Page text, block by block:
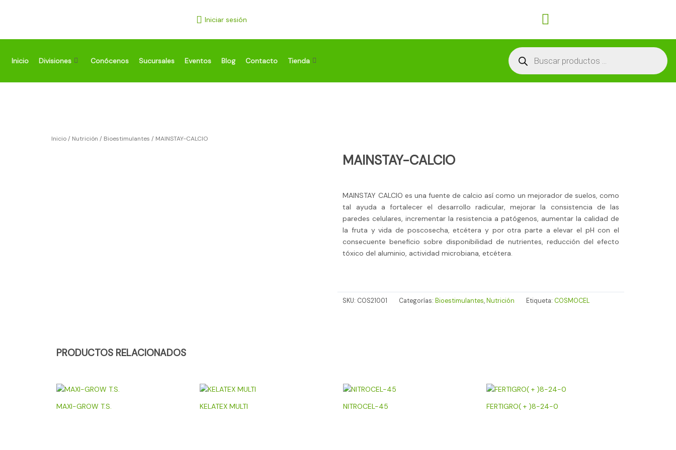
Iniciar sesión Carrito
Inicio Divisiones Conócenos Sucursales Eventos Blog Contacto Tienda
Búsqueda
de
productos
Inicio/ Nutrición / Bioestimulantes / MAINSTAY-CALCIO
MAINSTAY-CALCIO
MAINSTAY CALCIO es una fuente de calcio así como un mejorador de suelos, como
tal ayuda a fortalecer el desarrollo radicular, mejorar la consistencia de las
paredes celulares, incrementar la resistencia a patógenos, aumentar la calidad de
la fruta y vida de poscosecha, etcétera y por otra parte a elevar el pH con el
consecuente beneficio sobre disponibilidad de nutrientes, reducción del efecto
tóxico del aluminio, actividad microbiana, etcétera.
SKU: COS21001 Categorías: Bioestimulantes, Nutrición Etiqueta: COSMOCEL
PRODUCTOS RELACIONADOS
MAXI-GROW T.S. KELATEX MULTI NITROCEL-45 FERTIGRO( + )8-24-0